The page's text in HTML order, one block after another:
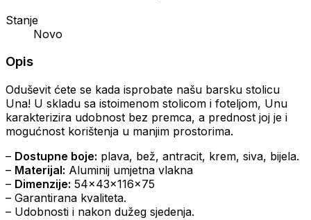
Stanje
Novo
Opis
Oduševit ćete se kada isprobate našu barsku stolicu
Una! U skladu sa istoimenom stolicom i foteljom, Unu
karakterizira udobnost bez premca, a prednost joj je i
mogućnost korištenja u manjim prostorima.
– Dostupne boje: plava, bež, antracit, krem, siva, bijela.
– Materijal: Aluminij umjetna vlakna
– Dimenzije: 54x43x116x75
– Garantirana kvaliteta.
– Udobnosti i nakon dužeg sjedenja.